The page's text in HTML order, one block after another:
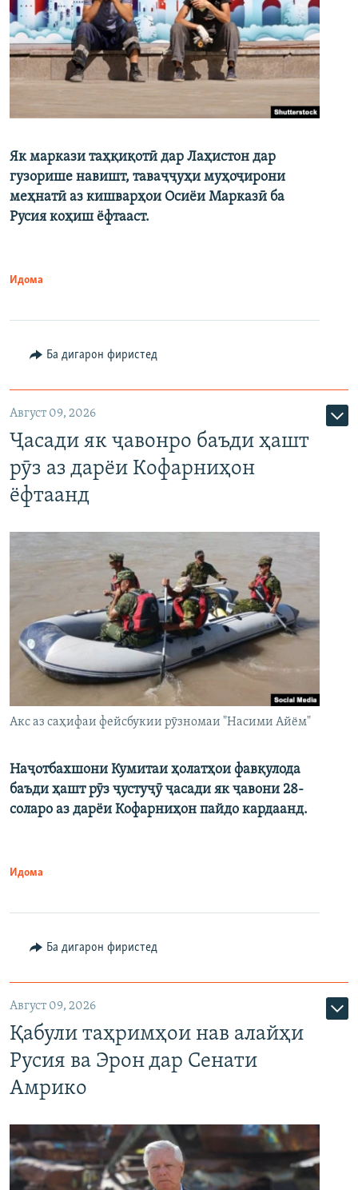
Як маркази таҳқиқотӣ дар Лаҳистон дар
гузорише навишт, таваҷҷуҳи муҳоҷирони
меҳнатӣ аз кишварҳои Осиёи Марказӣ ба
Русия коҳиш ёфтааст.
Идома
Ба дигарон фиристед
Август 09, 2026
Ҷасади як ҷавонро баъди ҳашт
рӯз аз дарёи Кофарниҳон
ёфтаанд
Акс аз саҳифаи фейсбукии рӯзномаи "Насими Айём"
Наҷотбахшони Кумитаи ҳолатҳои фавқулода
баъди ҳашт рӯз ҷустуҷӯ ҷасади як ҷавони 28-
соларо аз дарёи Кофарниҳон пайдо кардаанд.
Идома
Ба дигарон фиристед
Август 09, 2026
Қабули таҳримҳои нав алайҳи
Русия ва Эрон дар Сенати
Амрико